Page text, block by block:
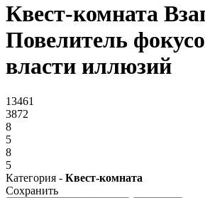
Квест-комната
Повелитель
власти иллюзий
13461
3872
8
5
8
5
Категория - Квест-комната
Сохранить